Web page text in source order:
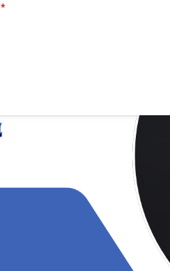
*
(υποχρεωτικό)